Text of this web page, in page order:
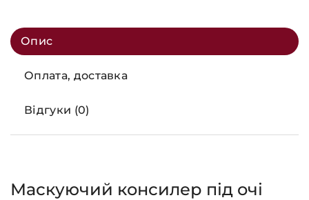
Опис
Оплата, доставка
Відгуки (0)
Маскуючий консилер під очі